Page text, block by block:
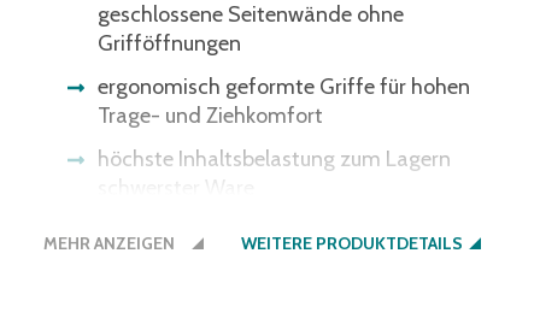
geschlossene Seitenwände ohne
Grifföffnungen
ergonomisch geformte Griffe für hohen
Trage- und Ziehkomfort
höchste Inhaltsbelastung zum Lagern
schwerster Ware
Ware durch Deckel geschützt
MEHR ANZEIGEN WEITERE PRODUKTDETAILS